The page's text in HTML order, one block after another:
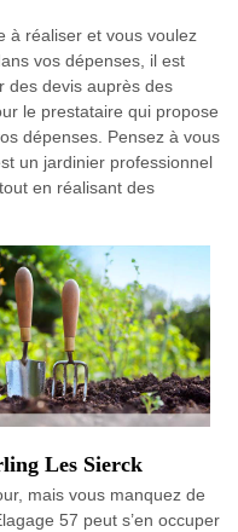
à réaliser et vous voulez
vos dépenses, il est
des devis auprès des
le prestataire qui propose
dépenses. Pensez à vous
un jardinier professionnel
en réalisant des
Les Sierck
mais vous manquez de
57 peut s’en occuper